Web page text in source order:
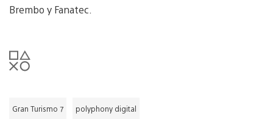
Brembo y Fanatec.
Gran Turismo 7 polyphony digital